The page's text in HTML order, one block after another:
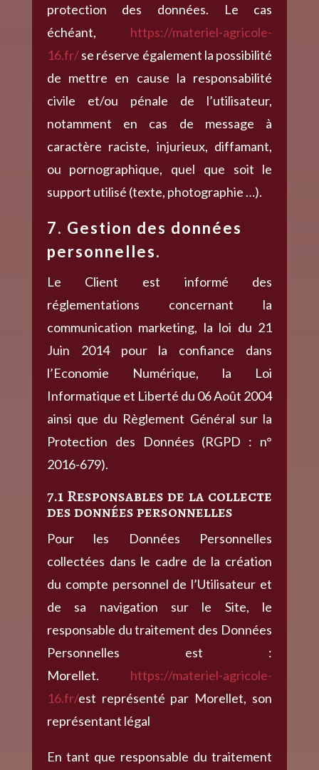
protection des données. Le cas
échéant,
https://materiel-agricole-
16.fr/se réserve également la possibilité
de mettre en cause la responsabilité
civile et/ou pénale de l’utilisateur,
notamment en cas de message à
caractère raciste, injurieux, diffamant,
ou pornographique, quel que soit le
support utilisé (texte, photographie …).
7. Gestion des données
personnelles.
Le Client est informé des
réglementations concernant la
communication marketing, la loi du 21
Juin 2014 pour la confiance dans
l’Economie Numérique, la Loi
Informatique et Liberté du 06 Août 2004
ainsi que du Règlement Général sur la
Protection des Données (RGPD : n°
2016-679).
7.1 Responsables de la collecte
des données personnelles
Pour les Données Personnelles
collectées dans le cadre de la création
du compte personnel de l’Utilisateur et
de sa navigation sur le Site, le
responsable du traitement des Données
Personnelles est :
Morellet.
https://materiel-agricole-
16.fr/est représenté par Morellet, son
représentant légal
En tant que responsable du traitement